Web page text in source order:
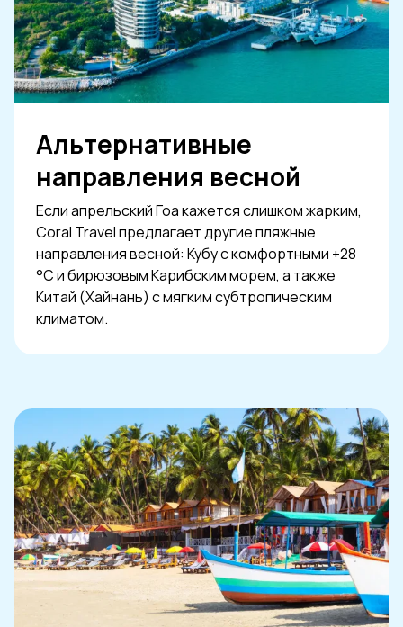
Альтернативные
направления весной
Если апрельский Гоа кажется слишком жарким,
Coral Travel предлагает другие пляжные
направления весной: Кубу с комфортными +28
°C и бирюзовым Карибским морем, а также
Китай (Хайнань) с мягким субтропическим
климатом.